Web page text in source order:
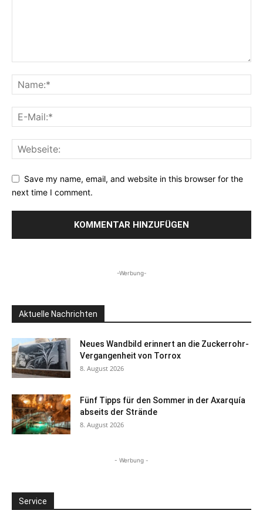
Save my name, email, and website in this browser for the
next time I comment.
-Werbung-
Aktuelle Nachrichten
Neues Wandbild erinnert an die Zuckerrohr-
Vergangenheit von Torrox
8. August 2026
Fünf Tipps für den Sommer in der Axarquía
abseits der Strände
8. August 2026
- Werbung -
Service